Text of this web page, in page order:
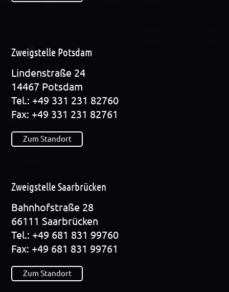
Zweigstelle Potsdam
Lin­den­stra­ße 24
14467 Pots­dam
Tel.: +49 331 231 82760
Fax: +49 331 231 82761
Zum Standort
Zweigstelle Saarbrücken
Bahn­hof­stra­ße 28
66111 Saar­brü­cken
Tel.: +49 681 831 99760
Fax: +49 681 831 99761
Zum Standort